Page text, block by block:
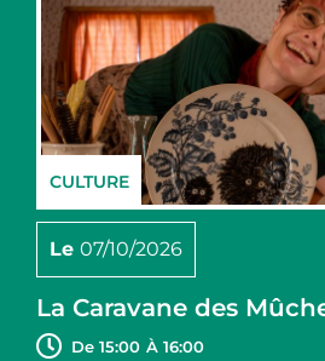
CULTURE
Le 07/10/2026
La Caravane des
De 15:00 À 16:00